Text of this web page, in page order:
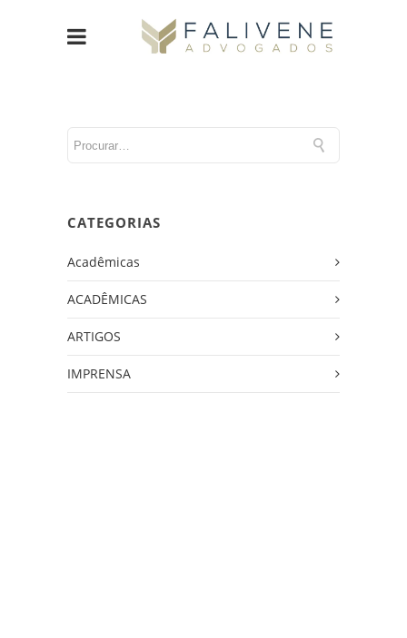
CATEGORIAS
Acadêmicas
ACADÊMICAS
ARTIGOS
IMPRENSA